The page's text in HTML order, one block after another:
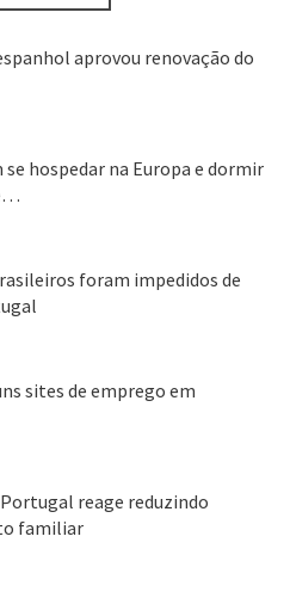
aprovou renovação do
se hospedar na Europa e dormir
foram impedidos de
sites de emprego em
reage reduzindo
familiar